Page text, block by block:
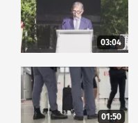
03:04
01:50